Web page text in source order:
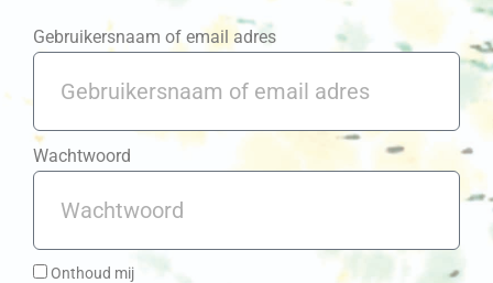
Gebruikersnaam of email adres
Wachtwoord
Onthoud mij